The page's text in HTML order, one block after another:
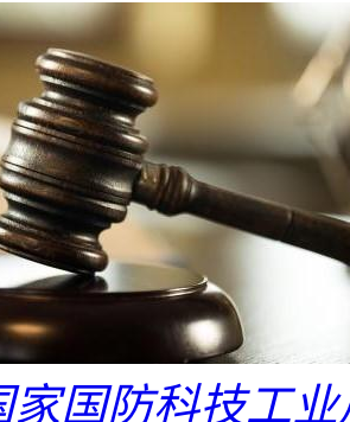
家国防科技工